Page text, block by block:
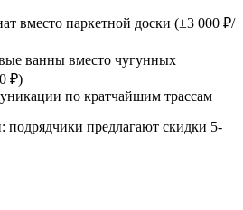
вместо паркетной доски (±3 000 ₽/
ванны вместо чугунных
₽)
по кратчайшим трассам
подрядчики предлагают скидки 5-